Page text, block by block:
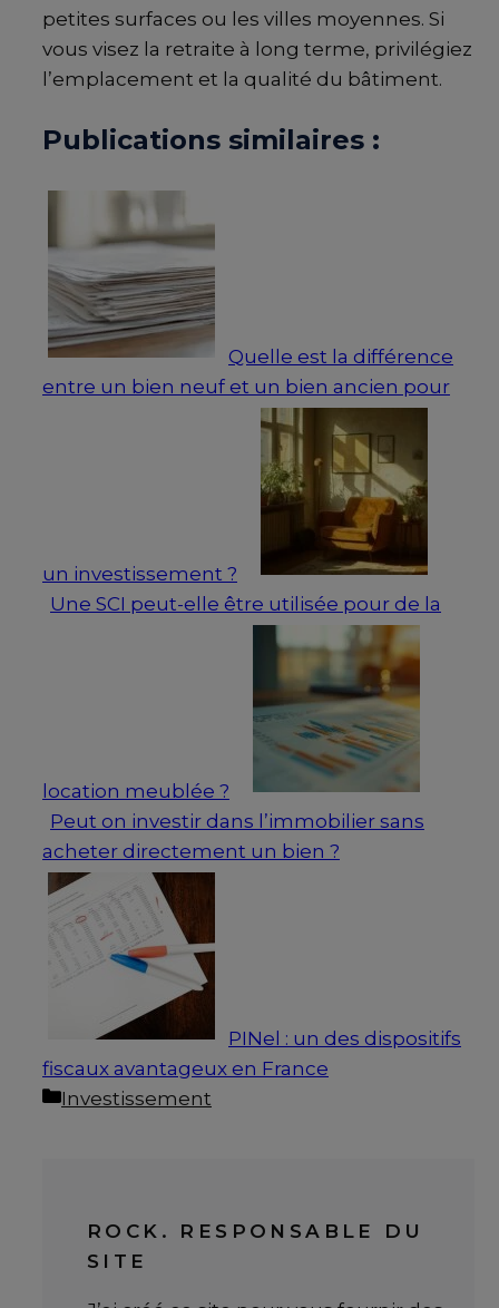
petites surfaces ou les villes moyennes. Si
vous visez la retraite à long terme, privilégiez
l’emplacement et la qualité du bâtiment.
Publications similaires :
Quelle est la différence
entre un bien neuf et un bien ancien pour
un investissement ?
Une SCI peut-elle être utilisée pour de la
location meublée ?
Peut on investir dans l’immobilier sans
acheter directement un bien ?
PINel : un des dispositifs
fiscaux avantageux en France
Catégories
Investissement
ROCK. RESPONSABLE DU
SITE